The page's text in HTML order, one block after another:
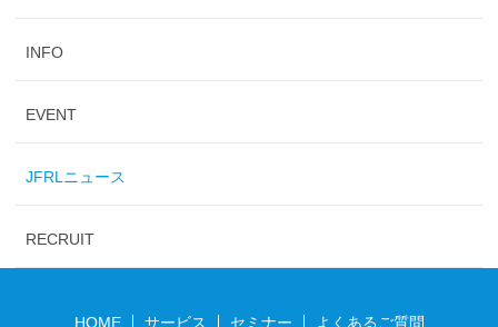
INFO
EVENT
JFRLニュース
RECRUIT
HOME サービス セミナー よくあるご質問